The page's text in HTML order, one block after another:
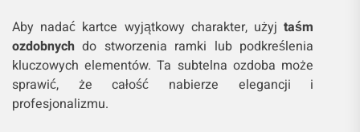
Aby nadać kartce wyjątkowy charakter, użyjtaśm
ozdobnych do stworzenia ramki lub podkreślenia
kluczowych elementów. Ta subtelna ozdoba może
sprawić, że całość nabierze elegancji i
profesjonalizmu.